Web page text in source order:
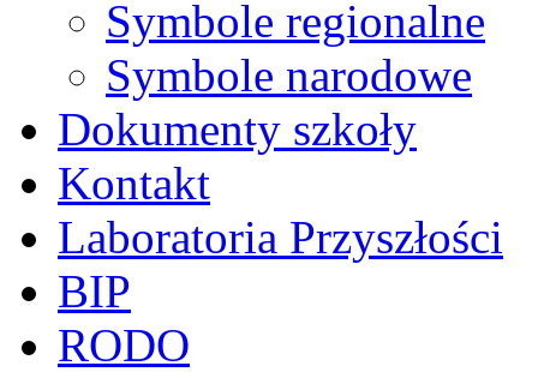
Symbole regionalne
Symbole narodowe
Dokumenty szkoły
Kontakt
Laboratoria Przyszłości
BIP
RODO